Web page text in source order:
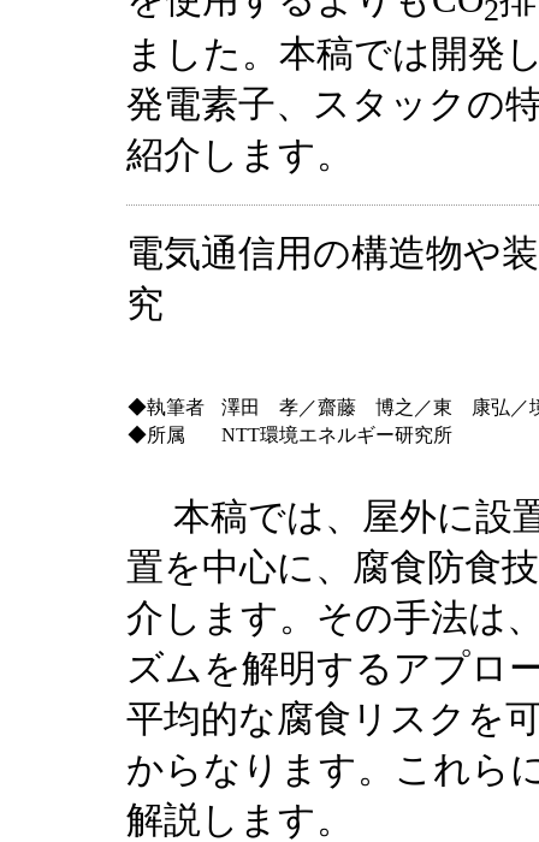
2
ました。本稿では開発
発電素子、スタックの
紹介します。
電気通信用の構造物や
究
◆執筆者
澤田 孝／齋藤 博之／東 康弘／
◆所属
NTT環境エネルギー研究所
本稿では、屋外に設
置を中心に、腐食防食
介します。その手法は
ズムを解明するアプロ
平均的な腐食リスクを
からなります。これら
解説します。